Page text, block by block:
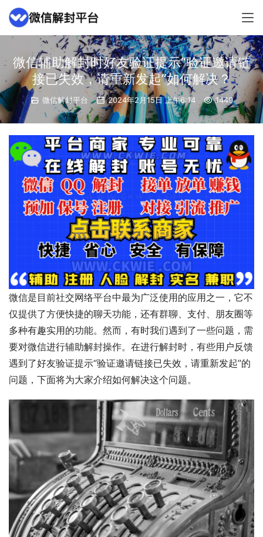
微信辅助解封时好友验证提示“验证邀请链
接已失效，请重新发起”如何解决？
微信解封平台 2024年2月15日 上午6:14 1449
微信是目前社交网络平台中最为广泛使用的应用之一，它不
仅提供了方便快捷的聊天功能，还有群聊、支付、朋友圈等
多种有趣实用的功能。然而，有时我们遇到了一些问题，需
要对微信进行辅助解封操作。在进行解封时，有些用户反馈
遇到了好友验证提示“验证邀请链接已失效，请重新发起”的
问题，下面将为大家介绍如何解决这个问题。